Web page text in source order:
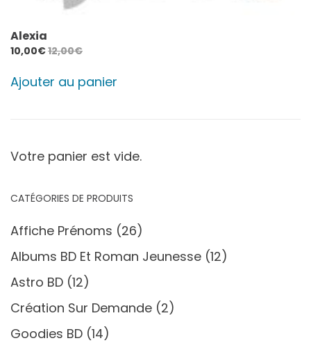
Alexia
10,00€12,00€
Ajouter au panier
Votre panier est vide.
CATÉGORIES DE PRODUITS
Affiche Prénoms (26)
Albums BD Et Roman Jeunesse (12)
Astro BD (12)
Création Sur Demande (2)
Goodies BD (14)